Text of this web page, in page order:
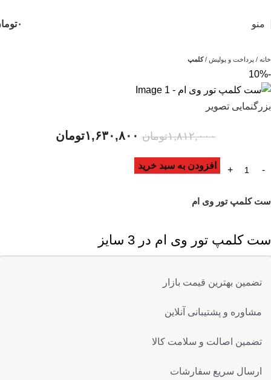
منو ۰
خانه پرداخت و پولیش کلمپ
-10%
بزرگنمایی تصویر
۱,۸۱۲,۰۰۰تومان ۱,۶۳۰,۸۰۰تومان
افزودن به سبد خرید
ست کلمپ تور وی ام
ست کلمپ تور وی ام در 3 سایز
تضمین بهترین قیمت بازار
مشاوره و پشتیبانی آنلاین
تضمین اصالت و سلامت کالا
ارسال سریع سفارشات